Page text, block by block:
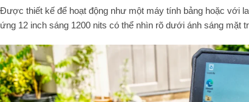
Được thiết kế để hoạt động như một máy tính bảng hoặc với
ứng 12 inch sáng 1200 nits có thể nhìn rõ dưới ánh sáng mặt